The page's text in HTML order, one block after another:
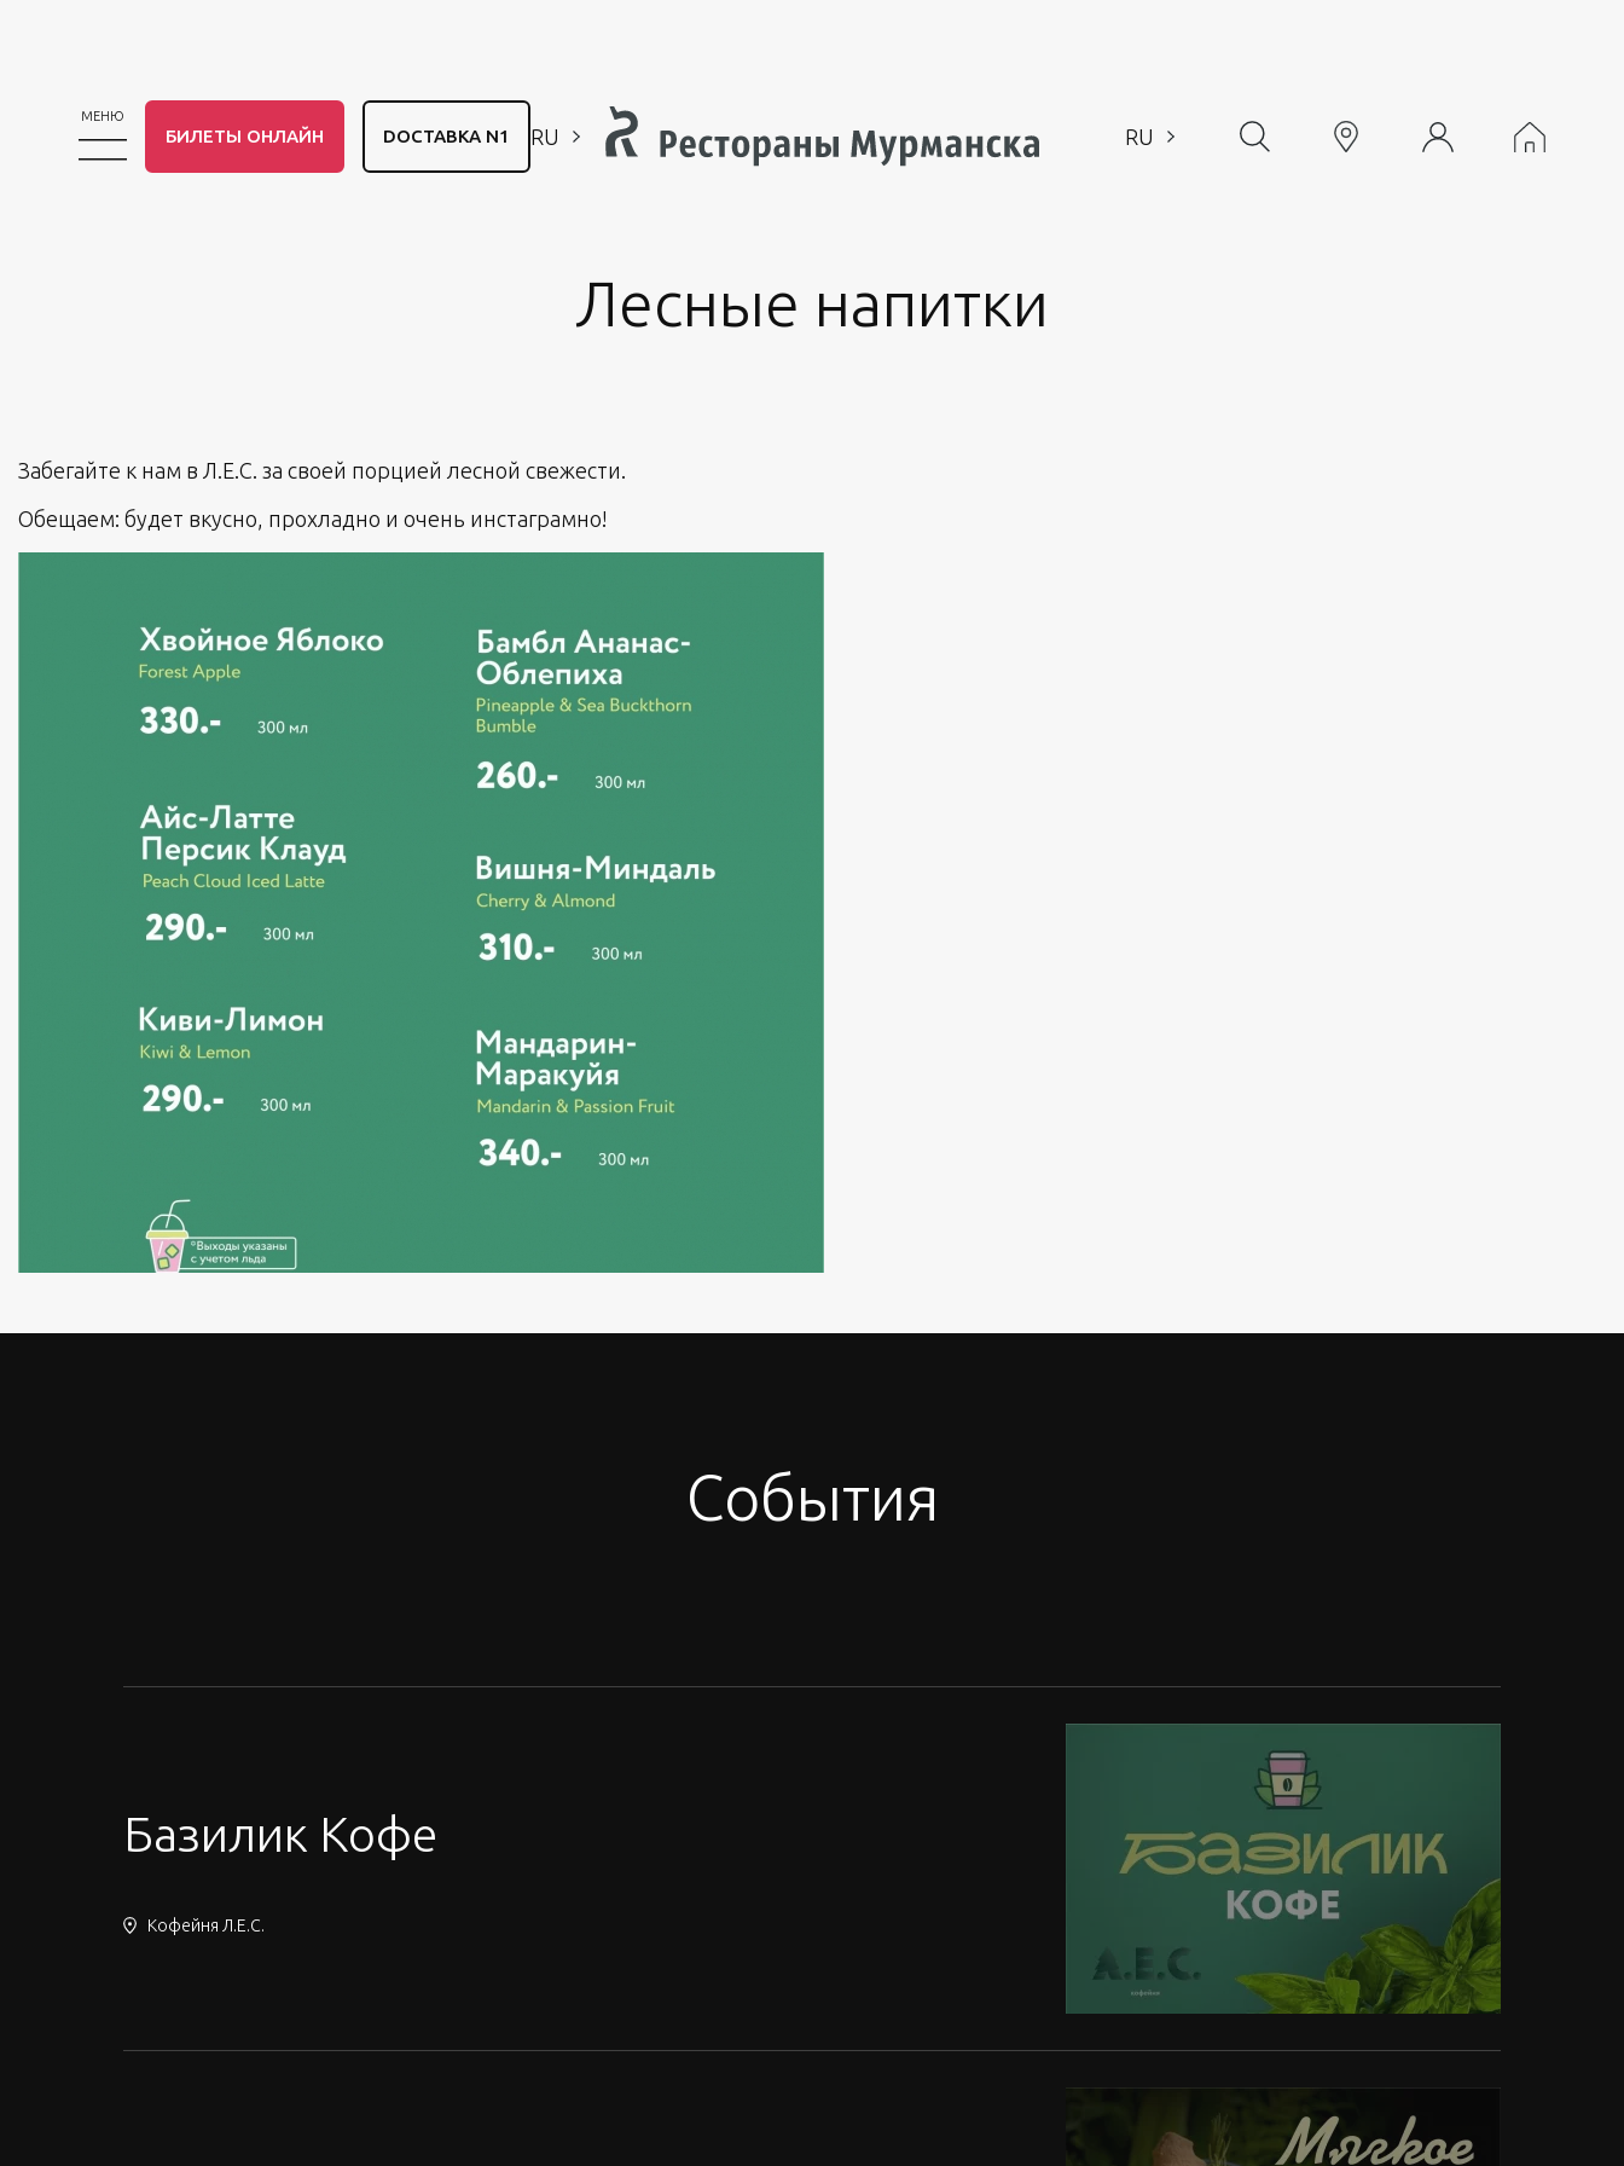
МЕНЮ
БИЛЕТЫ ОНЛАЙН DОСТАВКА N1 RU EN CH RU CH
Лесные напитки
Забегайте к нам в Л.Е.С. за своей порцией лесной свежести.
Обещаем: будет вкусно, прохладно и очень инстаграмно!
События
Базилик Кофе
Кофейня Л.Е.С.